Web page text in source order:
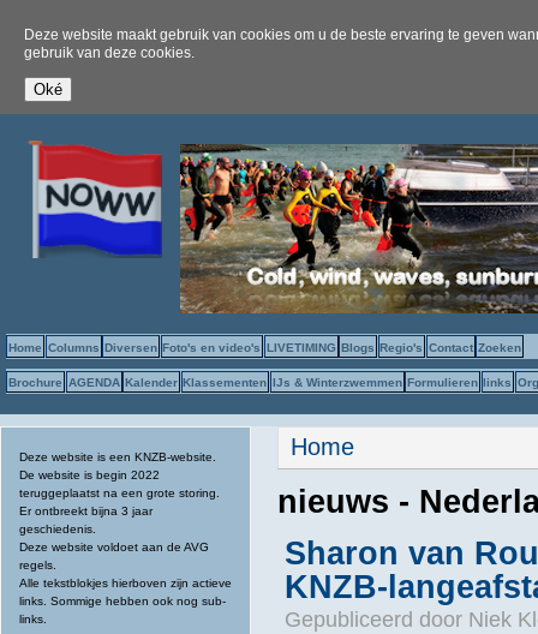
Deze website maakt gebruik van cookies om u de beste ervaring te geven
gebruik van deze cookies.
Home Columns Diversen Foto's en video's LIVETIMING Blogs Regio's Contact Zoeken
Brochure AGENDA Kalender Klassementen IJs & Winterzwemmen Formulieren links
Deze website is een KNZB-website.
De website is begin 2022
teruggeplaatst na een grote storing.
Er ontbreekt bijna 3 jaar
geschiedenis.
Deze website voldoet aan de AVG
regels.
Alle tekstblokjes hierboven zijn actieve
links. Sommige hebben ook nog sub-
links.
U bent hier
Home
nieuws -
Sharon van
KNZB-
Gepubliceerd door Niek